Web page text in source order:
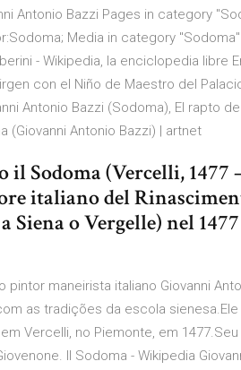
Antonio Bazzi Pages in category
Media in category
- Wikipedia, la enciclopedia libre
con el Niño de Maestro del
Antonio Bazzi (Sodoma), El rapto
(Giovanni Antonio Bazzi) | artnet
Sodoma (Vercelli, 1477
italiano del
Siena o Vergelle) nel
maneirista italiano Giovanni
as tradições da escola
Vercelli, no Piemonte, em
Il Sodoma - Wikipedia